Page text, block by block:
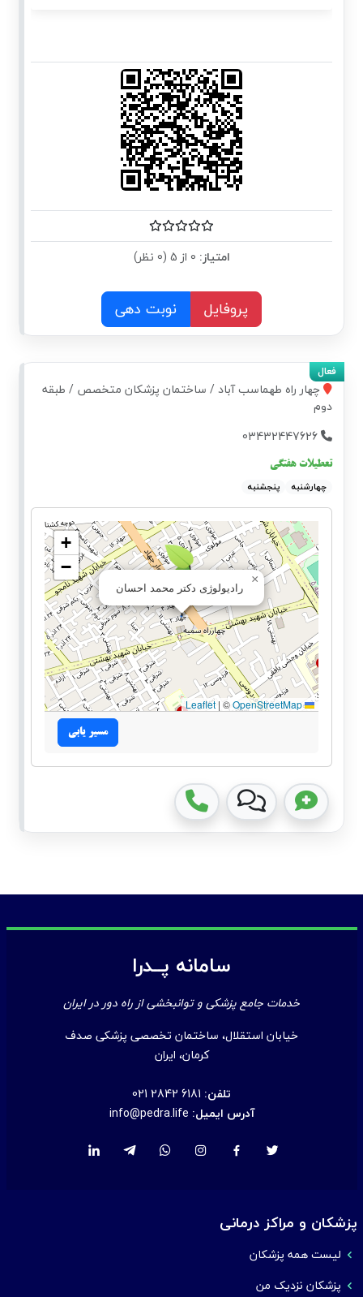
امتیاز:
پروفایل نوبت دهی
چهار راه طهماسب آباد / ساختمان پزشکان متخصص / طبقه
دوم
تعطیلات هفتگی
چهارشنبه پنجشنبه
رادیولوژی دکتر محمد احسان
×
+
−
Leaflet
| ©OpenStreetMap
مسیر یابی
سامانه پــدرا
خدمات جامع پزشکی و توانبخشی از راه دور در ایران
خیابان استقلال، ساختمان تخصصی پزشکی صدف
کرمان، ایران
تلفن: 021 2842 6181
آدرس ایمیل: info@pedra.life
پزشکان و مراکز درمانی
لیست همه پزشکان
پزشکان نزدیک من